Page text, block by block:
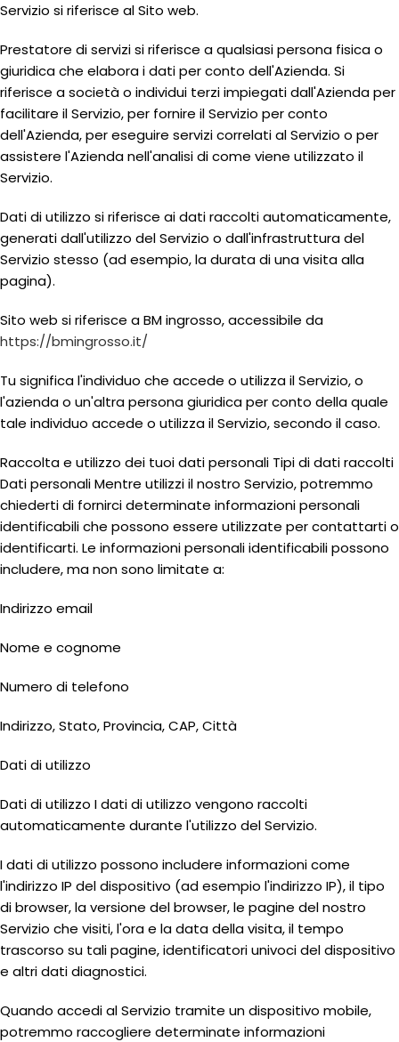
Servizio si riferisce al Sito web.
Prestatore di servizi si riferisce a qualsiasi persona fisica o
giuridica che elabora i dati per conto dell'Azienda. Si
riferisce a società o individui terzi impiegati dall'Azienda per
facilitare il Servizio, per fornire il Servizio per conto
dell'Azienda, per eseguire servizi correlati al Servizio o per
assistere l'Azienda nell'analisi di come viene utilizzato il
Servizio.
Dati di utilizzo si riferisce ai dati raccolti automaticamente,
generati dall'utilizzo del Servizio o dall'infrastruttura del
Servizio stesso (ad esempio, la durata di una visita alla
pagina).
Sito web si riferisce a BM ingrosso, accessibile da
https://bmingrosso.it/
Tu significa l'individuo che accede o utilizza il Servizio, o
l'azienda o un'altra persona giuridica per conto della quale
tale individuo accede o utilizza il Servizio, secondo il caso.
Raccolta e utilizzo dei tuoi dati personali Tipi di dati raccolti
Dati personali Mentre utilizzi il nostro Servizio, potremmo
chiederti di fornirci determinate informazioni personali
identificabili che possono essere utilizzate per contattarti o
identificarti. Le informazioni personali identificabili possono
includere, ma non sono limitate a:
Indirizzo email
Nome e cognome
Numero di telefono
Indirizzo, Stato, Provincia, CAP, Città
Dati di utilizzo
Dati di utilizzo I dati di utilizzo vengono raccolti
automaticamente durante l'utilizzo del Servizio.
I dati di utilizzo possono includere informazioni come
l'indirizzo IP del dispositivo (ad esempio l'indirizzo IP), il tipo
di browser, la versione del browser, le pagine del nostro
Servizio che visiti, l'ora e la data della visita, il tempo
trascorso su tali pagine, identificatori univoci del dispositivo
e altri dati diagnostici.
Quando accedi al Servizio tramite un dispositivo mobile,
potremmo raccogliere determinate informazioni